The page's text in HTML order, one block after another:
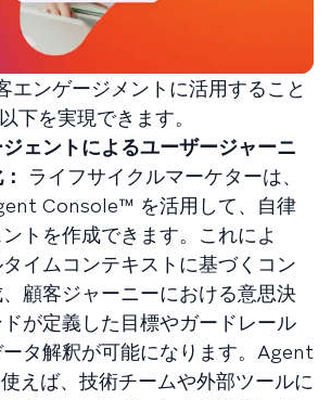
エンゲージメントに活用すること
下を実現できます。
ェントによるユーザージャーニ
ライフサイクルマーケターは、
Console™ を活用して、自律
トを作成できます。これによ
イムコンテキストに基づくコン
顧客ジャーニーにおける意思決
が定義した目標やガードレール
タ解釈が可能になります。Agent
えば、技術チームや外部ツールに